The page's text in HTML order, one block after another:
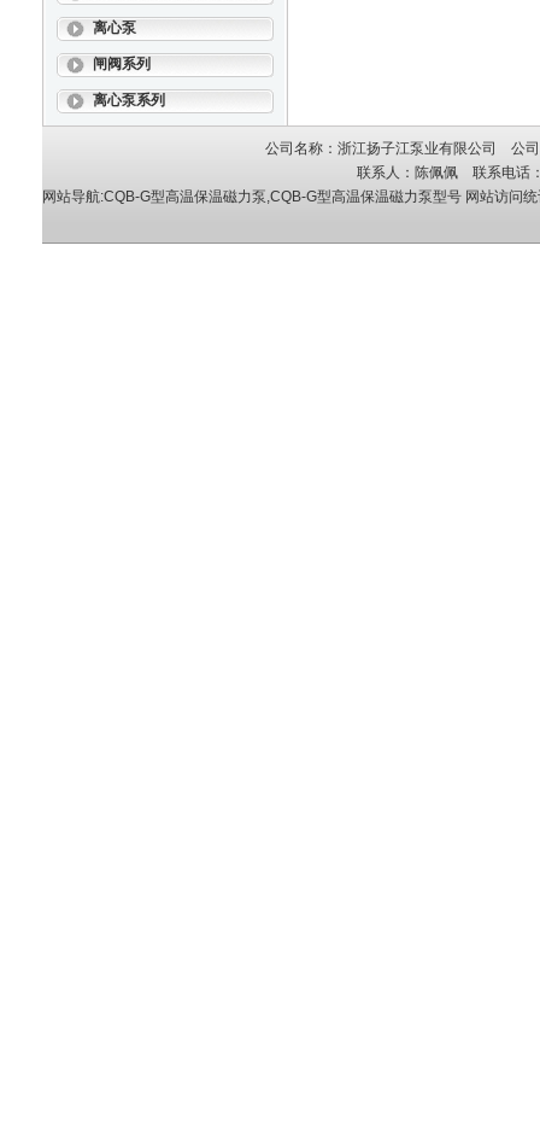
离心泵
闸阀系列
离心泵系列
公司名称：浙江扬子江泵业有限公司 公
联系人：陈佩佩 联系电话
网站导航:CQB-G型高温保温磁力泵,CQB-G型高温保温磁力泵型号 网站访问